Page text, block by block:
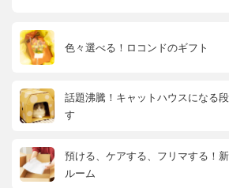
色々選べる！ロコンドのギフト
話題沸騰！キャットハウスになる
す
預ける、ケアする、フリマする！
ルーム